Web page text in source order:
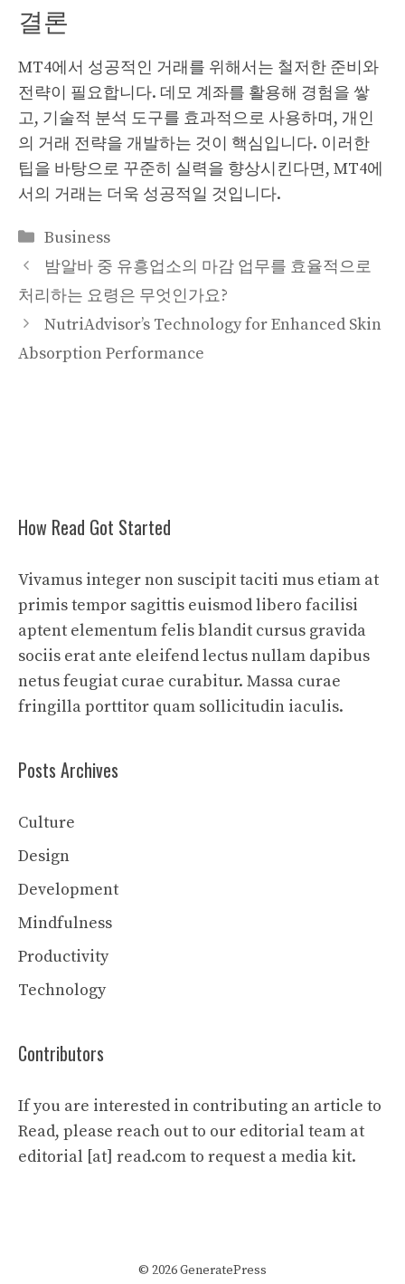
결론
MT4에서 성공적인 거래를 위해서는 철저한 준비와
전략이 필요합니다. 데모 계좌를 활용해 경험을 쌓
고, 기술적 분석 도구를 효과적으로 사용하며, 개인
의 거래 전략을 개발하는 것이 핵심입니다. 이러한
팁을 바탕으로 꾸준히 실력을 향상시킨다면, MT4에
서의 거래는 더욱 성공적일 것입니다.
Categories
Business
밤알바 중 유흥업소의 마감 업무를 효율적으로
처리하는 요령은 무엇인가요?
NutriAdvisor’s Technology for Enhanced Skin
Absorption Performance
How Read Got Started
Vivamus integer non suscipit taciti mus etiam at
primis tempor sagittis euismod libero facilisi
aptent elementum felis blandit cursus gravida
sociis erat ante eleifend lectus nullam dapibus
netus feugiat curae curabitur. Massa curae
fringilla porttitor quam sollicitudin iaculis.
Posts Archives
Culture
Design
Development
Mindfulness
Productivity
Technology
Contributors
If you are interested in contributing an article to
Read, please reach out to our editorial team at
editorial [at] read.com to request a media kit.
© 2026 GeneratePress